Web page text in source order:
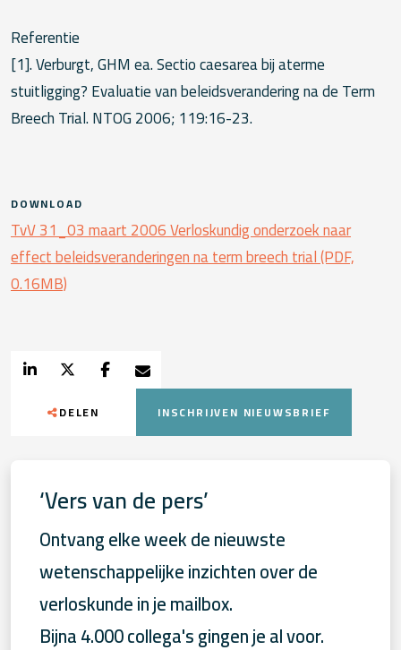
Referentie
[1]. Verburgt, GHM ea. Sectio caesarea bij aterme
stuitligging? Evaluatie van beleidsverandering na de Term
Breech Trial. NTOG 2006; 119:16-23.
DOWNLOAD
TvV 31_03 maart 2006 Verloskundig onderzoek naar
effect beleidsveranderingen na term breech trial (PDF,
0.16MB)
DELEN INSCHRIJVEN NIEUWSBRIEF
‘Vers van de pers’
Ontvang elke week de nieuwste
wetenschappelijke inzichten over de
verloskunde in je mailbox.
Bijna 4.000 collega's gingen je al voor.